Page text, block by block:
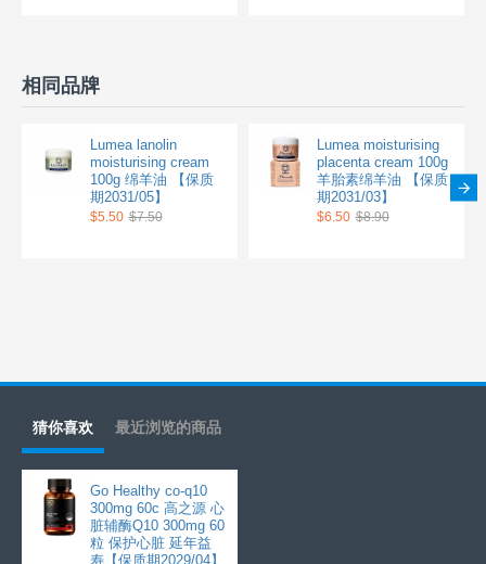
相同品牌
Lumea lanolin
moisturising cream
100g 绵羊油 【保质
期2031/05】
$5.50 $7.50
Lumea moisturising
placenta cream 100g
羊胎素绵羊油 【保质
期2031/03】
$6.50 $8.90
猜你喜欢 最近浏览的商品
Go Healthy co-q10
300mg 60c 高之源 心
脏辅酶Q10 300mg 60
粒 保护心脏 延年益
寿【保质期2029/04】